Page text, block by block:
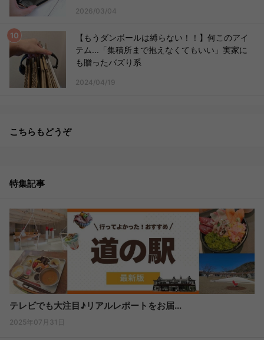
2026/03/04
【もうダンボールは縛らない！！】何このアイ
テム...「集積所まで抱えなくてもいい」実家に
も贈ったバズり系
2024/04/19
こちらもどうぞ
特集記事
テレビでも大注目♪リアルレポートをお届...
2025年07月31日